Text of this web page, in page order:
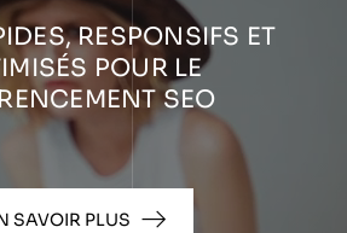
RESPONSIFS ET
POUR LE
SEO
SAVOIR PLUS